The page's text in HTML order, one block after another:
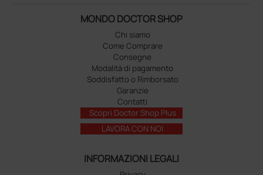
MONDO DOCTOR SHOP
Chi siamo
Come Comprare
Consegne
Modalità di pagamento
Soddisfatto o Rimborsato
Garanzie
Contatti
Scopri Doctor Shop Plus
LAVORA CON NOI
INFORMAZIONI LEGALI